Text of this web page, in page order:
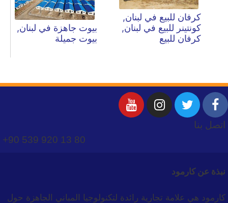
كرفان للبيع في لبنان,
كونتينر للبيع في لبنان,
كرفان للبيع
بيوت جاهزة في لبنان,
بيوت جميلة
اتصل بنا
+90 539 920 13 80
نبذة عن كارمود
كارمود هي علامة تجارية رائدة لتكنولوجيا المباني الجاهزة حول